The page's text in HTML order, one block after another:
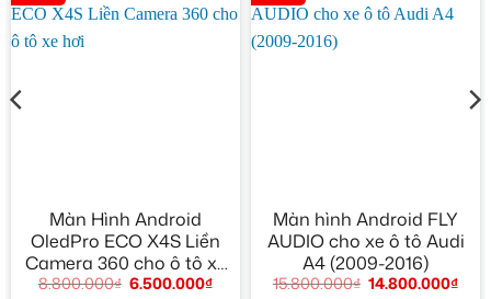
Màn Hình Android
OledPro ECO X4S Liền
Camera 360 cho ô tô xe
hơi
8.800.000₫ 6.500.000₫
Màn hình Android FLY
AUDIO cho xe ô tô Audi
A4 (2009-2016)
15.800.000₫ 14.800.000₫